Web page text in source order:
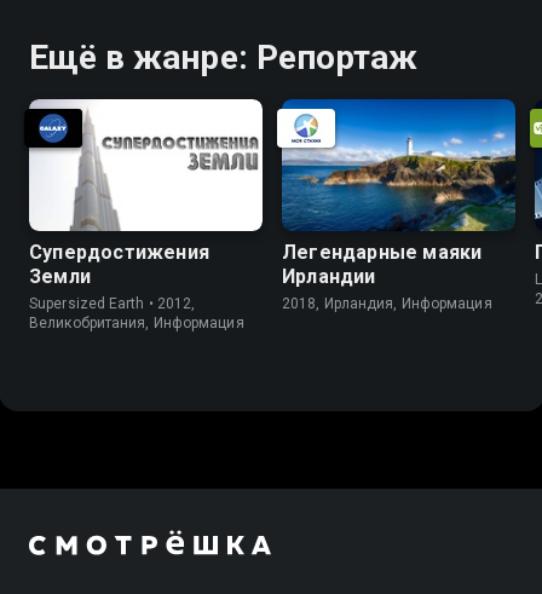
Ещё в жанре: Репортаж
Супердостижения
Земли
Supersized Earth • 2012,
Великобритания, Информация
Легендарные маяки
Ирландии
2018, Ирландия, Информация